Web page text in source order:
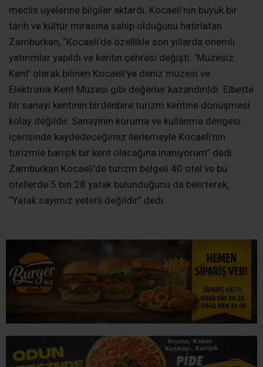
otellerde 5 bin 28 yatak bulunduğunu da belirterek,
“Yatak sayımız yeterli değildir” dedi.
İLGİNİZİÇEKEBİLİR